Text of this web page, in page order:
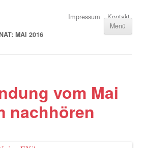
Impressum Kontakt
Menü
MAI 2016
vom Mai
nachhören